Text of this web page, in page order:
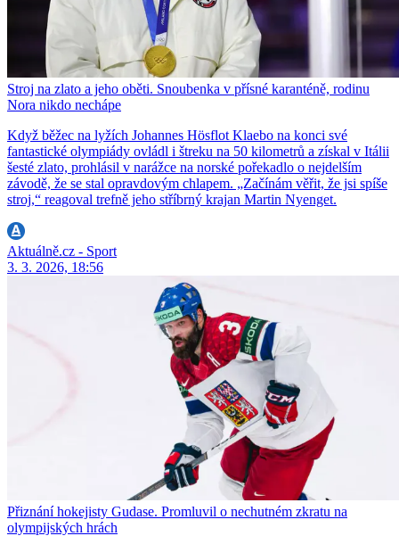
Stroj na zlato a jeho oběti. Snoubenka v přísné karanténě, rodinu
Nora nikdo nechápe
Když běžec na lyžích Johannes Hösflot Klaebo na konci své
fantastické olympiády ovládl i štreku na 50 kilometrů a získal v Itálii
šesté zlato, prohlásil v narážce na norské pořekadlo o nejdelším
závodě, že se stal opravdovým chlapem. „Začínám věřit, že jsi spíše
stroj,“ reagoval trefně jeho stříbrný krajan Martin Nyenget.
Aktuálně.cz - Sport
3. 3. 2026, 18:56
Přiznání hokejisty Gudase. Promluvil o nechutném zkratu na
olympijských hrách